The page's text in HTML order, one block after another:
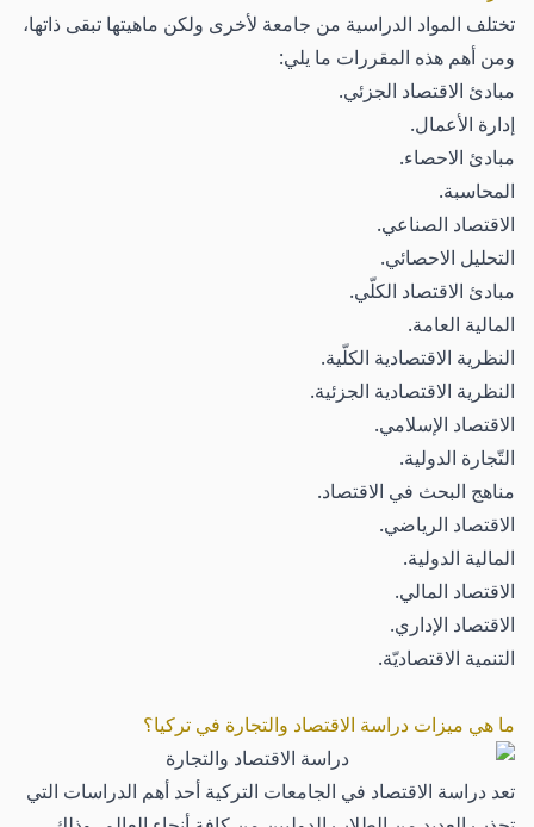
تختلف المواد الدراسية من جامعة لأخرى ولكن ماهيتها تبقى ذاتها،
ومن أهم هذه المقررات ما يلي:
مبادئ الاقتصاد الجزئي.
إدارة الأعمال.
مبادئ الاحصاء.
المحاسبة.
الاقتصاد الصناعي.
التحليل الاحصائي.
مبادئ الاقتصاد الكلّي.
المالية العامة.
النظرية الاقتصادية الكلّية.
النظرية الاقتصادية الجزئية.
الاقتصاد الإسلامي.
التّجارة الدولية.
مناهج البحث في الاقتصاد.
الاقتصاد الرياضي.
المالية الدولية.
الاقتصاد المالي.
الاقتصاد الإداري.
التنمية الاقتصاديّة.
ما هي ميزات دراسة الاقتصاد والتجارة في تركيا؟
تعد دراسة الاقتصاد في الجامعات التركية أحد أهم الدراسات التي